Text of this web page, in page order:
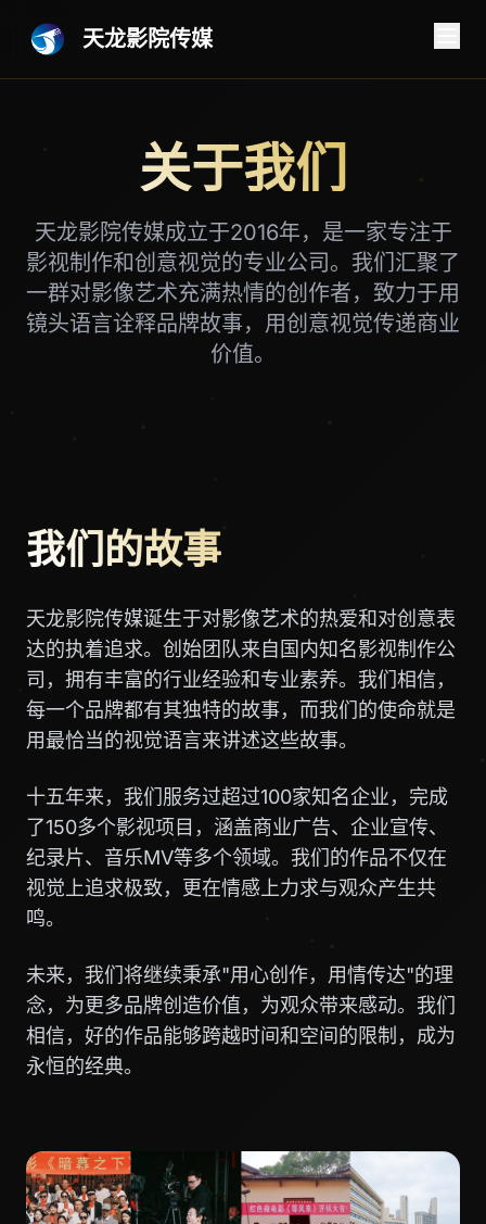
天龙影院传媒
关于我们
天龙影院传媒成立于2016年，是一家专注于
影视制作和创意视觉的专业公司。我们汇聚了
一群对影像艺术充满热情的创作者，致力于用
镜头语言诠释品牌故事，用创意视觉传递商业
价值。
我们的故事
天龙影院传媒诞生于对影像艺术的热爱和对创意表
达的执着追求。创始团队来自国内知名影视制作公
司，拥有丰富的行业经验和专业素养。我们相信，
每一个品牌都有其独特的故事，而我们的使命就是
用最恰当的视觉语言来讲述这些故事。
十五年来，我们服务过超过100家知名企业，完成
了150多个影视项目，涵盖商业广告、企业宣传、
纪录片、音乐MV等多个领域。我们的作品不仅在
视觉上追求极致，更在情感上力求与观众产生共
鸣。
未来，我们将继续秉承"用心创作，用情传达"的理
念，为更多品牌创造价值，为观众带来感动。我们
相信，好的作品能够跨越时间和空间的限制，成为
永恒的经典。